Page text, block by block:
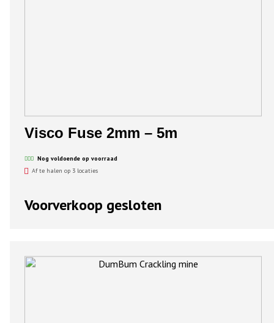
Visco Fuse 2mm – 5m
Nog voldoende op voorraad
Af te halen op 3 locaties
Voorverkoop gesloten